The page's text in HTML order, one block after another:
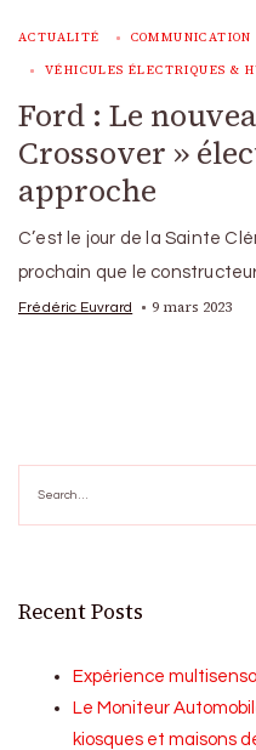
ACTUALITÉ COMMUNICATION
VÉHICULES ÉLECTRIQUES &
Ford : Le
Crossover »
approche
C’est le jour de la Sainte
prochain que le
Frédéric Euvrard 9 mars 2023
for:
Recent Posts
Expérience
Le Moniteur
kiosques et maisons